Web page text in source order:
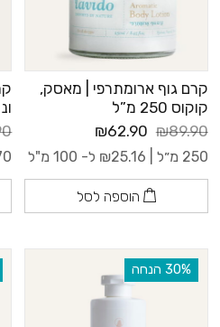
קרם גוף ארומתרפי | מאסק,
קוקוס 250 מ”ל
₪89.90
₪62.90
250 מ״ל | ₪25.16 ל- 100 מ"ל
הוספה לסל
70
‫30% הנחה